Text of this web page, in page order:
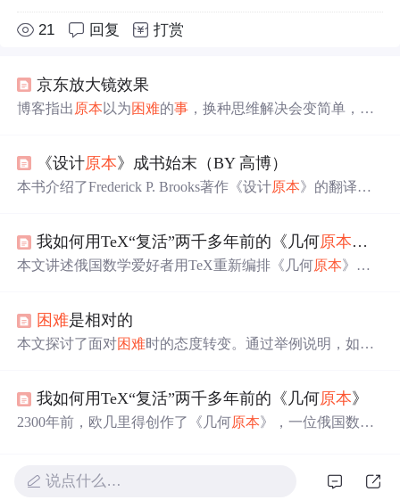
21 回复 打赏
京东放大镜效果
博客指出 原本 以为困难的事 ，换种思维解决会变简单，以
《设计原本》成书始末（BY 高博）
本书介绍了Frederick P. Brooks著作《设计原本》的翻译经
我如何用TeX“复活”两千多年前的《几何原本》？
本文讲述俄国数学爱好者用TeX重新编排《几何原本》。
趣特征，最后讲了翻译成俄语找错及后续计划，如应用工
具到更实用内容，资料可在Github获取。
困难是相对的
本文探讨了面对困难时的态度转变。通过举例说明，如早
来。文章鼓励读者寻找行动背后的真正动力。
我如何用TeX“复活”两千多年前的《几何原本》
2300年前，欧几里得创作了《几何原本》，一位俄国数学
具进行几何图形绘制的过程。
说点什么…